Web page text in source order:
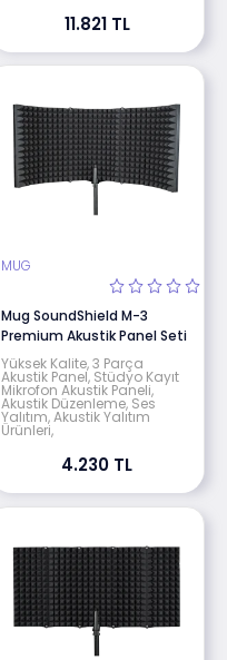
11.821 TL
MUG
Mug SoundShield M-3
Premium Akustik Panel Seti
Yüksek Kalite, 3 Parça
Akustik Panel, Stüdyo Kayıt
Mikrofon Akustik Paneli,
Akustik Düzenleme, Ses
Yalıtım, Akustik Yalıtım
Ürünleri,
4.230 TL